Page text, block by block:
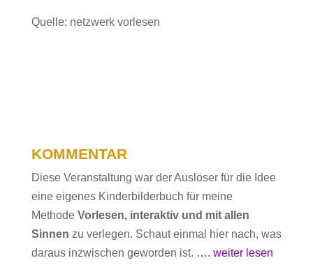
Quelle: netzwerk vorlesen
KOMMENTAR
Diese Veranstaltung war der Auslöser für die Idee
eine eigenes Kinderbilderbuch für meine
Methode Vorlesen, interaktiv und mit allen
Sinnen zu verlegen. Schaut einmal hier nach, was
daraus inzwischen geworden ist. …. weiter lesen